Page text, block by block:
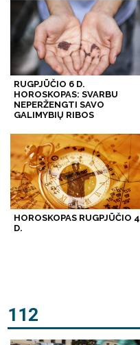
RUGPJŪČIO 6 D.
HOROSKOPAS: SVARBU
NEPERŽENGTI SAVO
GALIMYBIŲ RIBOS
HOROSKOPAS RUGPJŪČIO 4
D.
112